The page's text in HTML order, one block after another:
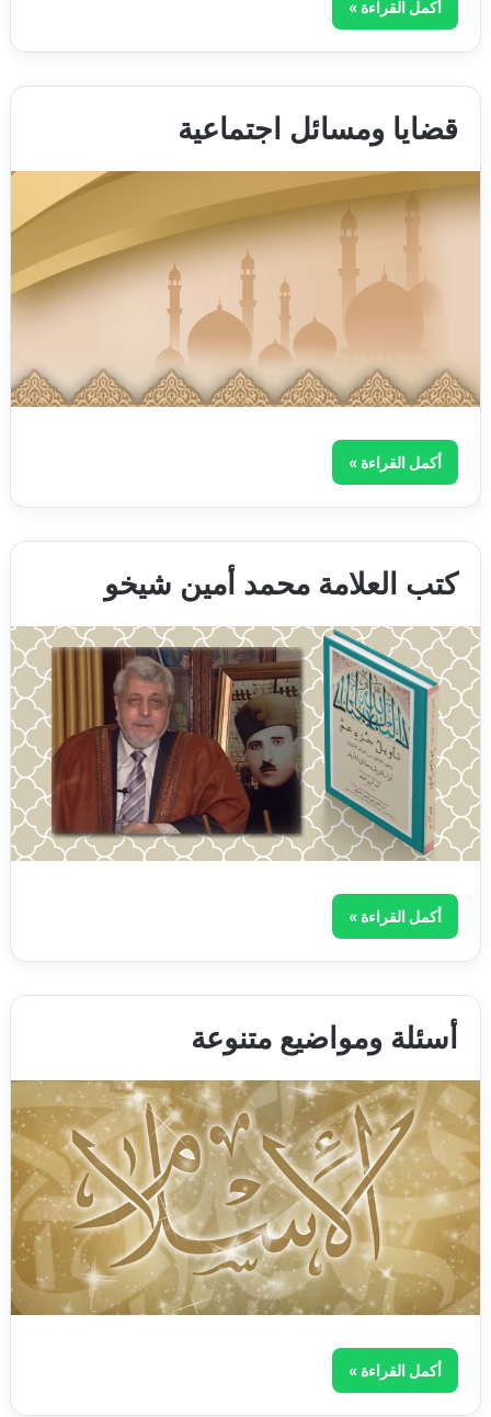
أكمل القراءة »
قضايا ومسائل اجتماعية
أكمل القراءة »
كتب العلامة محمد أمين شيخو
أكمل القراءة »
أسئلة ومواضيع متنوعة
أكمل القراءة »